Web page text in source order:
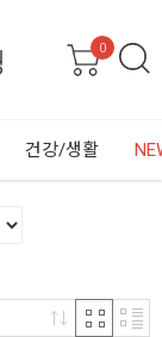
0
건강/생활